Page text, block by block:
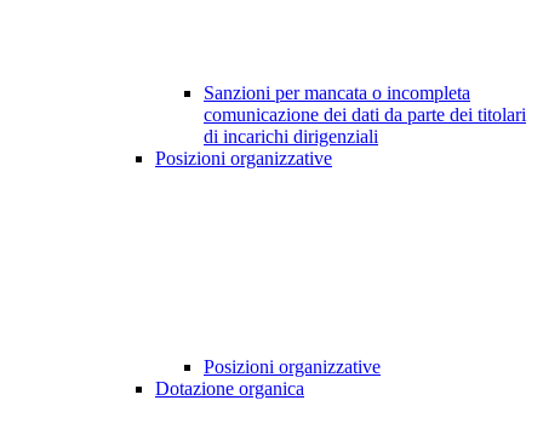
Sanzioni per mancata o incompleta
comunicazione dei dati da parte dei titolari
di incarichi dirigenziali
Posizioni organizzative
Posizioni organizzative
Dotazione organica